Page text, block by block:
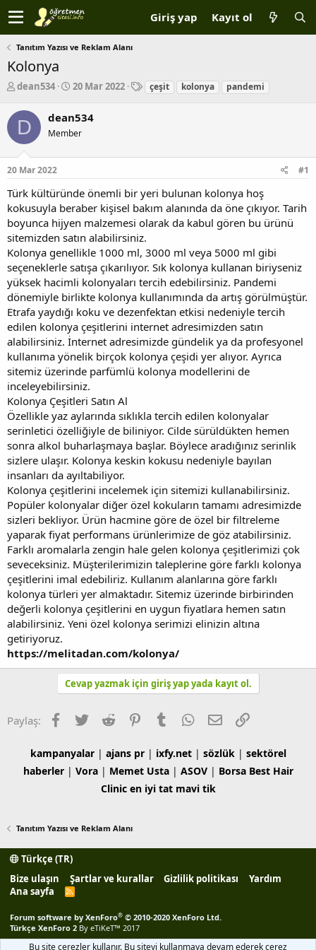
Giriş yap Kayıt ol
Tanıtım Yazısı ve Reklam Alanı
Kolonya
K
n
b
u
u
b
a
ş
l
a
t
a
n
dean534
B
l
a
g
t
a
r
i
h
i
20 Mar 2022
E
l
çeşit kolonya pandemi
D dean534
Member
20 Mar 2022 #1
Türk kültüründe önemli bir yeri bulunan kolonya hoş
kokusuyla beraber kişisel bakım alanında da öne çıkıyor. Tarih
boyunca hijyen malzemesi olarak da kabul gören bu ürünü
sitemizden satın alabilirsiniz.
Kolonya genellikle 1000 ml, 3000 ml veya 5000 ml gibi
seçeneklerle satışa çıkarılıyor. Sık kolonya kullanan biriyseniz
yüksek hacimli kolonyaları tercih edebilirsiniz. Pandemi
dönemiyle birlikte kolonya kullanımında da artış görülmüştür.
Etrafa yaydığı koku ve dezenfektan etkisi nedeniyle tercih
edilen kolonya çeşitlerini internet adresimizden satın
alabilirsiniz. İnternet adresimizde gündelik ya da profesyonel
kullanıma yönelik birçok kolonya çeşidi yer alıyor. Ayrıca
sitemiz üzerinde parfümlü kolonya modellerini de
inceleyebilirsiniz.
Kolonya Çeşitleri Satın Al
Özellikle yaz aylarında sıklıkla tercih edilen kolonyalar
serinletici özelliğiyle de biliniyor. Cilde sürüldükten hemen
sonra alkol buharlaşmaya başlar. Böylece aradığınız serinlik
sizlere ulaşır. Kolonya keskin kokusu nedeniyle bayılan
insanları da ayıltabiliyor.
Kolonya çeşitlerini incelemek için sitemizi kullanabilirsiniz.
Popüler kolonyalar diğer özel kokuların tamamı adresimizde
sizleri bekliyor. Ürün hacmine göre de özel bir filtreleme
yaparak fiyat performans ürünlerimize de göz atabilirsiniz.
Farklı aromalarla zengin hale gelen kolonya çeşitlerimizi çok
seveceksiniz. Müşterilerimizin taleplerine göre farklı kolonya
çeşitlerini imal edebiliriz. Kullanım alanlarına göre farklı
kolonya türleri yer almaktadır. Sitemiz üzerinde birbirinden
değerli kolonya çeşitlerini en uygun fiyatlara hemen satın
alabilirsiniz. Yeni özel kolonya serimizi elinizin altına
getiriyoruz.
https://melitadan.com/kolonya/
Cevap yazmak için giriş yap yada kayıt ol.
Paylaş: Facebook
TwitterReddit PinterestTumblrWhatsApp
E-postaLink
kampanyalar| ajans pr| ixfy.net| sözlük| sektörel
haberler| Vora| Memet Usta| ASOV| Borsa Best Hair
Clinic en iyi tat mavi tik
Tanıtım Yazısı ve Reklam Alanı
Türkçe (TR)
Bize ulaşın
Şartlar ve kurallar Gizlilik politikası
Yardım
Ana sayfa
R
Forum software by XenForo® © 2010-2020 XenForo Ltd.
Türkçe XenForo 2 By eTiKeT™ 2017
Bu site çerezler kullanır. Bu siteyi kullanmaya devam ederek çerez